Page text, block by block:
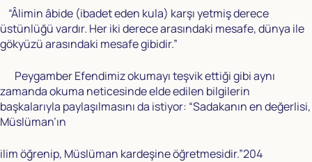
“Âlimin âbide (ibadet eden kula) karşı yetmiş derece
üstünlüğü vardır. Her iki derece arasındaki mesafe, dünya ile
gökyüzü arasındaki mesafe gibidir.”
Peygamber Efendimiz okumayı teşvik ettiği gibi aynı
zamanda okuma neticesinde elde edilen bilgilerin
başkalarıyla paylaşılmasını da istiyor: “Sadakanın en değerlisi,
Müslüman’ın
ilim öğrenip, Müslüman kardeşine öğretmesidir.”204